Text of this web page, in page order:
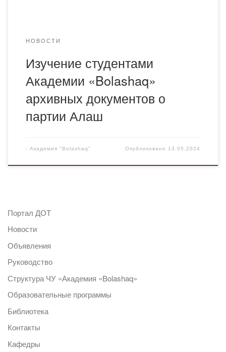
НОВОСТИ
Изучение студентами
Академии «Bolashaq»
архивных документов о
партии Алаш
- Академия "Bolashaq" Опубликовано 13.05.2024
Портал ДОТ
Новости
Объявления
Руководство
Структура ЧУ «Академия «Bolashaq»
Образовательные программы
Библиотека
Контакты
Кафедры